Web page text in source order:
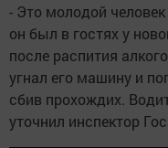
- Это молодой
он был в гостях у
после распития
угнал его машину и
сбив прохождих.
уточнил инспектор